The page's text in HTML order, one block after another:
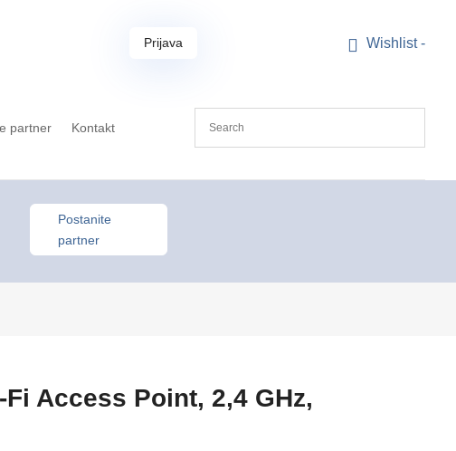
Prijava Wishlist -
partner Kontakt
Postanite
partner
Fi Access Point, 2,4 GHz,